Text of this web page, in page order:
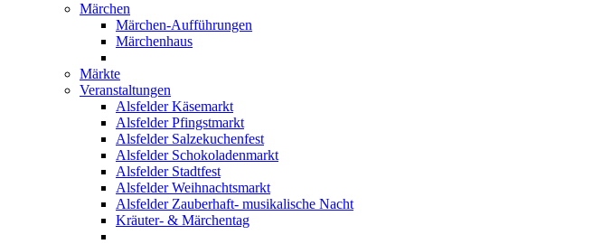
Märchen
Märchen-Aufführungen
Märchenhaus
Märkte
Veranstaltungen
Alsfelder Käsemarkt
Alsfelder Pfingstmarkt
Alsfelder Salzekuchenfest
Alsfelder Schokoladenmarkt
Alsfelder Stadtfest
Alsfelder Weihnachtsmarkt
Alsfelder Zauberhaft- musikalische Nacht
Kräuter- & Märchentag